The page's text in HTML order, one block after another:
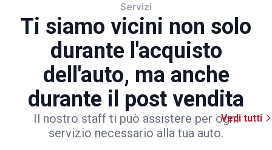
Servizi
Ti siamo vicini non solo
durante l'acquisto
dell'auto, ma anche
durante il post vendita
Il nostro staff ti può assistere per ogni
servizio necessario alla tua auto.
Vedi tutti